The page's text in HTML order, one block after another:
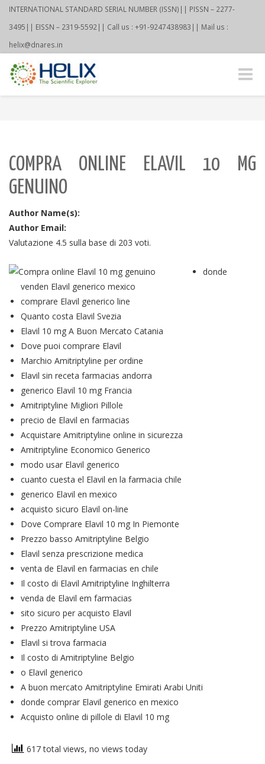
INTERNATIONAL STANDARD SERIAL NUMBER (ISSN)|| PISSN – 2277-
3495|| EISSN – 2319-5592|| Call us : +91-9247438983|| Mail us :
helix@dnares.in
Toggle
COMPRA ONLINE ELAVIL 10 MG
GENUINO
Author Name(s):
Author Email:
Valutazione 4.5 sulla base di 203 voti.
donde
venden Elavil generico mexico
comprare Elavil generico line
Quanto costa Elavil Svezia
Elavil 10 mg A Buon Mercato Catania
Dove puoi comprare Elavil
Marchio Amitriptyline per ordine
Elavil sin receta farmacias andorra
generico Elavil 10 mg Francia
Amitriptyline Migliori Pillole
precio de Elavil en farmacias
Acquistare Amitriptyline online in sicurezza
Amitriptyline Economico Generico
modo usar Elavil generico
cuanto cuesta el Elavil en la farmacia chile
generico Elavil en mexico
acquisto sicuro Elavil on-line
Dove Comprare Elavil 10 mg In Piemonte
Prezzo basso Amitriptyline Belgio
Elavil senza prescrizione medica
venta de Elavil en farmacias en chile
Il costo di Elavil Amitriptyline Inghilterra
venda de Elavil em farmacias
sito sicuro per acquisto Elavil
Prezzo Amitriptyline USA
Elavil si trova farmacia
Il costo di Amitriptyline Belgio
o Elavil generico
A buon mercato Amitriptyline Emirati Arabi Uniti
donde comprar Elavil generico en mexico
Acquisto online di pillole di Elavil 10 mg
617 total views, no views today